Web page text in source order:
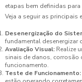
etapas bem definidas
Veja a seguir as principais
Desenergização do
fundamental desenergizar
Avaliação Visual: Realize
sinais de danos, corrosão
funcionamento.
Teste de Funcionamento: